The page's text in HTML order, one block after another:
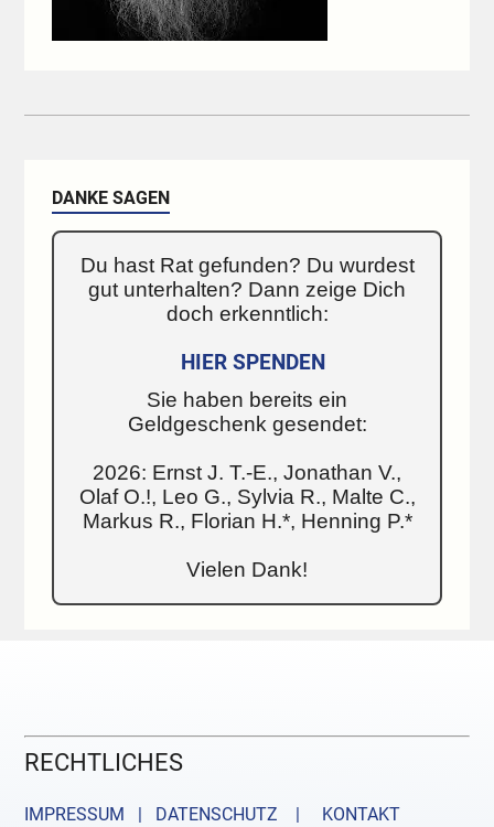
DANKE SAGEN
Du hast Rat gefunden? Du wurdest
gut unterhalten? Dann zeige Dich
doch erkenntlich:
HIER SPENDEN
Sie haben bereits ein
Geldgeschenk gesendet:
2026: Ernst J. T.-E., Jonathan V.,
Olaf O.!, Leo G., Sylvia R., Malte C.,
Markus R., Florian H.*, Henning P.*
Vielen Dank!
RECHTLICHES
IMPRESSUM | DATENSCHUTZ |
KONTAKT